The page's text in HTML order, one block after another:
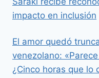
impacto en inclusión
El amor quedó
venezolano:
¿Cinco horas que lo